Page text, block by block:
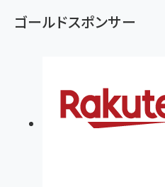
ゴールドスポンサー